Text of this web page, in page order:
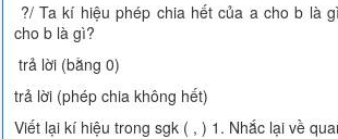
?/ Ta kí hiệu phép chia hết của a cho b là
cho b là gì?
trả lời (bằng 0)
trả lời (phép chia không hết)
Viết lại kí hiệu trong sgk ( , ) 1. Nhắc lại về